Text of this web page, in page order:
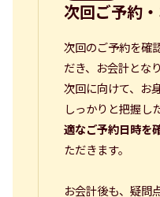
次回ご予約
次回のご予約を確
だき、お会計となり
次回に向けて、お
しっかりと把握し
適なご予約日時を
ただきます。
お会計後も、疑問